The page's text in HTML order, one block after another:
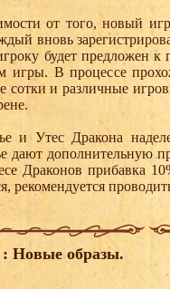
от того, новый
вновь
будет предложен
игры. В процессе
сотки и различные
и Утес Дракона
дают дополнительную
Драконов прибавка
рекомендуется
: Новые образы.